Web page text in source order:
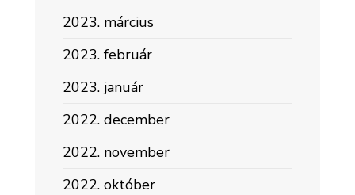
2023. március
2023. február
2023. január
2022. december
2022. november
2022. október